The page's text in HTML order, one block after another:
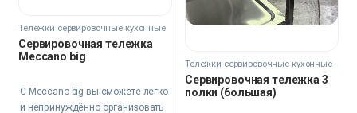
Тележки сервировочные кухонные
Сервировочная тележка
Meccano big
С Meccano big вы сможете легко
и непринуждённо организовать
Тележки сервировочные кухонные
Сервировочная тележка 3
полки (большая)